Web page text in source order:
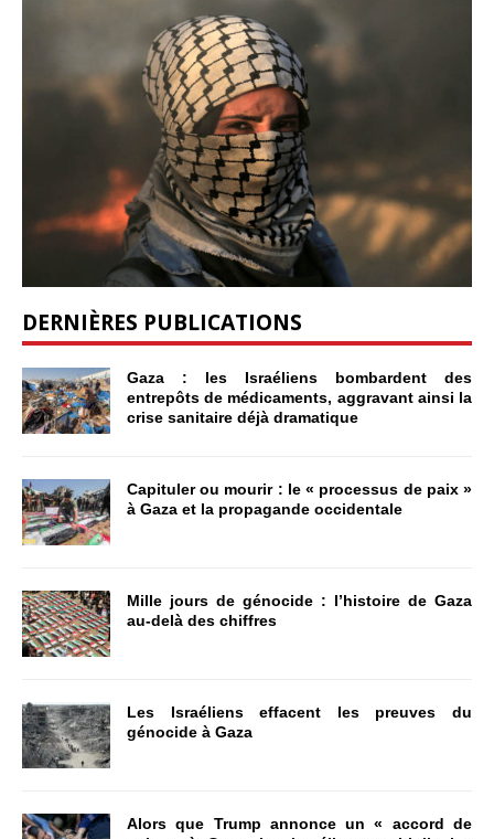
DERNIÈRES PUBLICATIONS
Gaza : les Israéliens bombardent des
entrepôts de médicaments, aggravant ainsi la
crise sanitaire déjà dramatique
Capituler ou mourir : le « processus de paix »
à Gaza et la propagande occidentale
Mille jours de génocide : l’histoire de Gaza
au-delà des chiffres
Les Israéliens effacent les preuves du
génocide à Gaza
Alors que Trump annonce un « accord de